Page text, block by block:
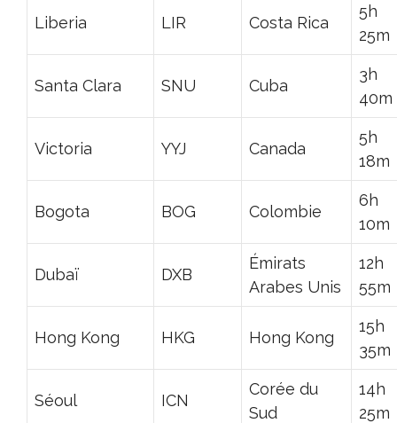
Liberia LIR Costa Rica
5h
25m
Santa Clara SNU Cuba
3h
40m
Victoria YYJ Canada
5h
18m
Bogota BOG Colombie
6h
10m
Dubaï DXB
Émirats
Arabes Unis
12h
55m
Hong Kong HKG Hong Kong
15h
35m
Séoul ICN
Corée du
Sud
14h
25m